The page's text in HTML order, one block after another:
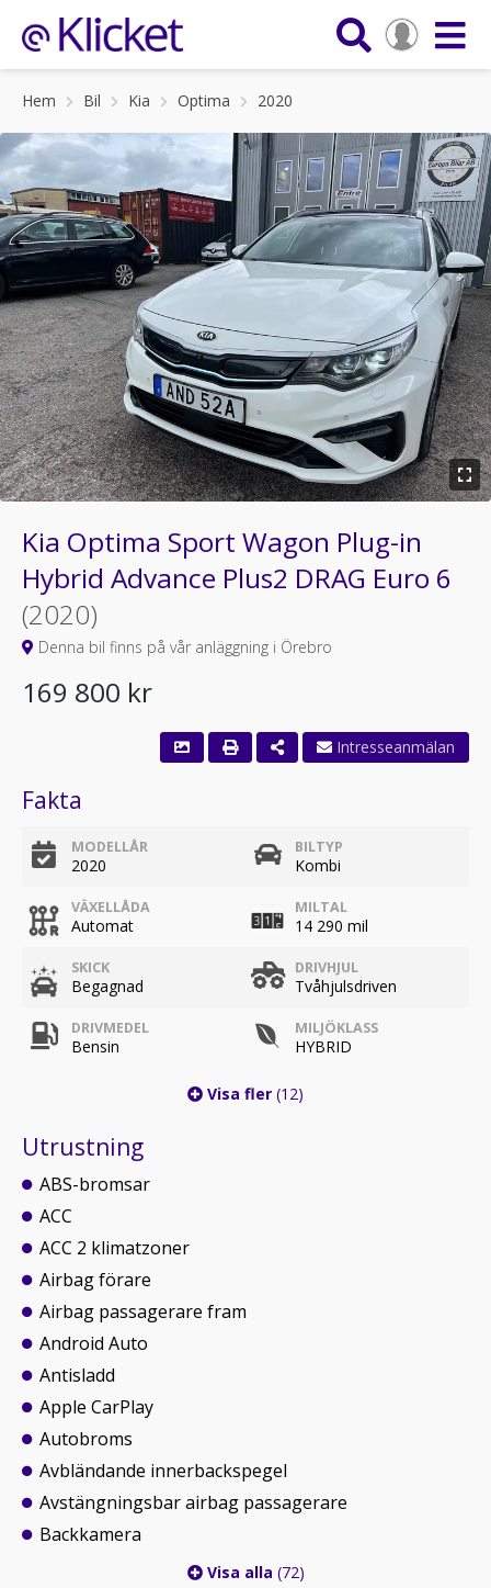
Hem Bil Kia Optima 2020
Kia Optima Sport Wagon Plug-in
Hybrid Advance Plus2 DRAG Euro 6
(2020)
Denna bil finns på vår anläggning i Örebro
169 800 kr
Fakta
MODELLÅR
2020
BILTYP
Kombi
VÄXELLÅDA
Automat
MILTAL
14 290 mil
SKICK
Begagnad
DRIVHJUL
Tvåhjulsdriven
DRIVMEDEL
Bensin
MILJÖKLASS
HYBRID
Visa fler (12)
Utrustning
ABS-bromsar
ACC
ACC 2 klimatzoner
Airbag förare
Airbag passagerare fram
Android Auto
Antisladd
Apple CarPlay
Autobroms
Avbländande innerbackspegel
Avstängningsbar airbag passagerare
Backkamera
Visa alla (72)